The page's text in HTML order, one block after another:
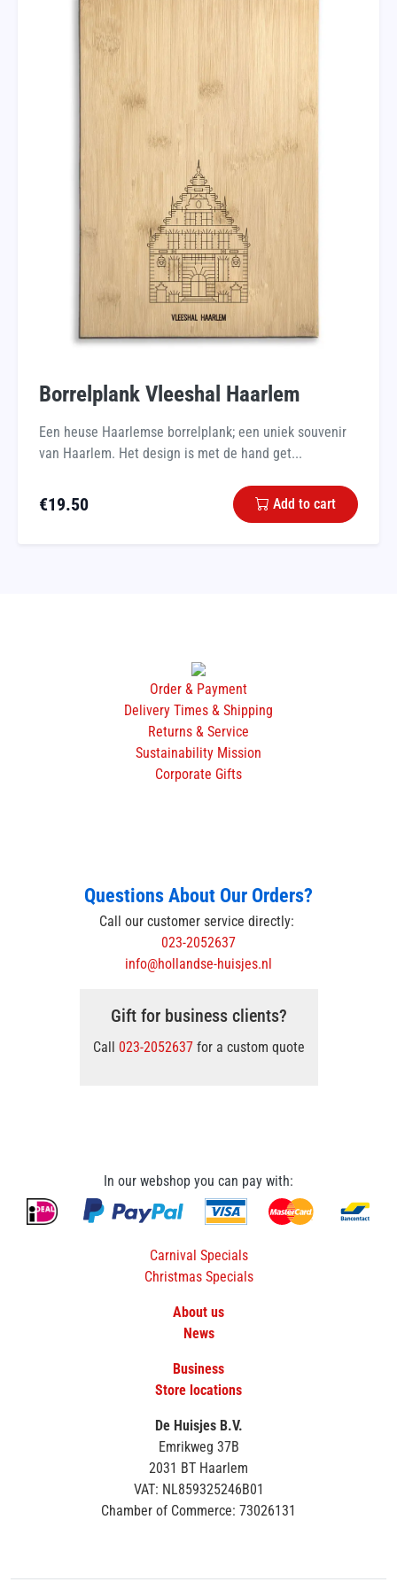
Borrelplank Vleeshal Haarlem
Een heuse Haarlemse borrelplank; een uniek souvenir
van Haarlem. Het design is met de hand get...
€19.50 Add to cart
Order & Payment
Delivery Times & Shipping
Returns & Service
Sustainability Mission
Corporate Gifts
Questions About Our Orders?
Call our customer service directly:
023-2052637
info@hollandse-huisjes.nl
Gift for business clients?
Call 023-2052637for a custom quote
In our webshop you can pay with:
Carnival Specials
Christmas Specials
About us
News
Business
Store locations
De Huisjes B.V.
Emrikweg 37B
2031 BT Haarlem
VAT: NL859325246B01
Chamber of Commerce: 73026131